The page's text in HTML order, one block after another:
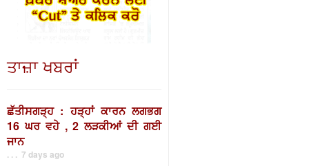
ਤਾਜ਼ਾ ਖਬਰਾਂ
ਛੱਤੀਸਗੜ੍ਹ : ਹੜ੍ਹਾਂ ਕਾਰਨ ਲਗਭਗ
16 ਘਰ ਵਹੇ , 2 ਲੜਕੀਆਂ ਦੀ ਗਈ
ਜਾਨ
. . . 7 days ago